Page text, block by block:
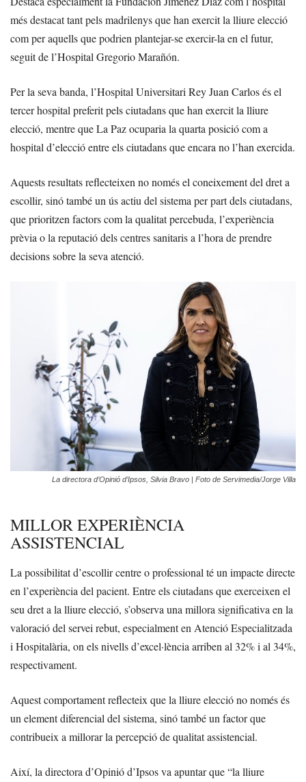
més destacat tant pels madrilenys que han exercit la lliure elecció
com per aquells que podrien plantejar-se exercir-la en el futur,
seguit de l’Hospital Gregorio Marañón.
Per la seva banda, l’Hospital Universitari Rey Juan Carlos és el
tercer hospital preferit pels ciutadans que han exercit la lliure
elecció, mentre que La Paz ocuparia la quarta posició com a
hospital d’elecció entre els ciutadans que encara no l’han exercida.
Aquests resultats reflecteixen no només el coneixement del dret a
escollir, sinó també un ús actiu del sistema per part dels ciutadans,
que prioritzen factors com la qualitat percebuda, l’experiència
prèvia o la reputació dels centres sanitaris a l’hora de prendre
decisions sobre la seva atenció.
La directora d’Opinió d’Ipsos, Silvia Bravo | Foto de Servimedia/Jorge Villa
MILLOR EXPERIÈNCIA
ASSISTENCIAL
La possibilitat d’escollir centre o professional té un impacte directe
en l’experiència del pacient. Entre els ciutadans que exerceixen el
seu dret a la lliure elecció, s’observa una millora significativa en la
valoració del servei rebut, especialment en Atenció Especialitzada
i Hospitalària, on els nivells d’excel·lència arriben al 32% i al 34%,
respectivament.
Aquest comportament reflecteix que la lliure elecció no només és
un element diferencial del sistema, sinó també un factor que
contribueix a millorar la percepció de qualitat assistencial.
Així, la directora d’Opinió d’Ipsos va apuntar que “la lliure